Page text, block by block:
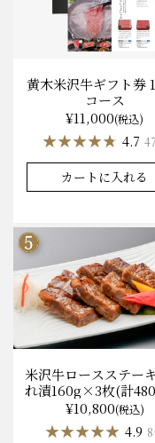
黄木米沢牛ギフト券
コース
¥11,000(税込)
★★★★★
★★★★★ 4.7
カートに入れる
米沢牛ロースステー
れ漬160g×3枚(計
箱入 味噌酒粕漬け/
送料無料
¥10,800(税込)
★★★★★
★★★★★ 4.9